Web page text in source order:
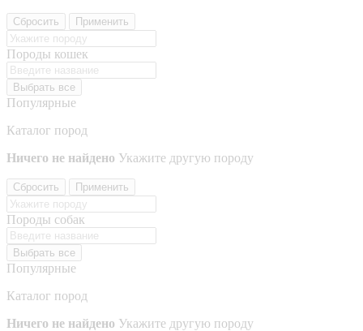
Сбросить Применить
Породы кошек
Выбрать все
Популярные
Каталог пород
Ничего не найдено Укажите другую породу
Сбросить Применить
Породы собак
Выбрать все
Популярные
Каталог пород
Ничего не найдено Укажите другую породу